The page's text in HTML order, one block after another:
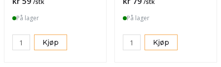
/stk
På lager
Kjøp
/stk
På lager
Kjøp